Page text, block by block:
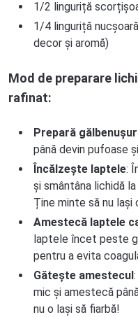
1/2 linguriță
1/4 linguriță
decor și aromă)
Mod de preparare
rafinat:
Prepară
până devin pufoase
Încălzește laptele:
și smântâna lichidă
Ține minte să nu
Amestecă laptele
laptele încet peste
pentru a evita
Gătește amestecul
mic și amestecă
nu o lași să fiarbă!